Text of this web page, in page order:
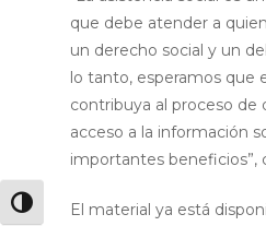
Alternar alto contraste
que debe atender a
un derecho social y un
lo tanto, esperamos que
contribuya al proceso de
acceso a la información
importantes beneficios”,
El material ya está